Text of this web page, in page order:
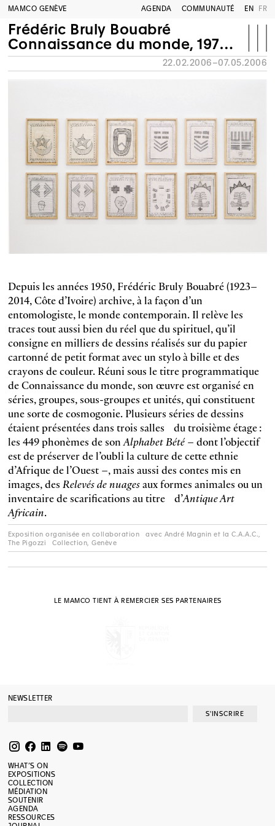
MAMCO GENÈVE AGENDA COMMUNAUTÉ EN FR
Frédéric Bruly Bouabré
Connaissance du monde, 1977-2005
22.02.2006–07.05.2006
Depuis les années 1950, Frédéric Bruly Bouabré (1923–
2014, Côte d’Ivoire) archive, à la façon d’un
entomologiste, le monde contemporain. Il relève les
traces tout aussi bien du réel que du spirituel, qu’il
consigne en milliers de dessins réalisés sur du papier
cartonné de petit format avec un stylo à bille et des
crayons de couleur. Réuni sous le titre programmatique
de Connaissance du monde, son œuvre est organisé en
séries, groupes, sous-groupes et unités, qui constituent
une sorte de cosmogonie. Plusieurs séries de dessins
étaient présentées dans trois salles du troisième étage :
les 449 phonèmes de sonAlphabet Bété– dont l’objectif
est de préserver de l’oubli la culture de cette ethnie
d’Afrique de l’Ouest –, mais aussi des contes mis en
images, des Relevés de nuagesaux formes animales ou un
inventaire de scarifications au titre d’Antique Art
Africain.
Exposition organisée en collaboration avec André Magnin et la C.A.A.C.,
The Pigozzi Collection, Genève
LE MAMCO TIENT À REMERCIER SES PARTENAIRES
NEWSLETTER
S'INSCRIRE
WHAT’S ON
EXPOSITIONS
COLLECTION
MÉDIATION
SOUTENIR
AGENDA
RESSOURCES